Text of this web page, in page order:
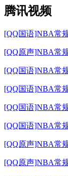
腾讯视频
[QQ国语]NBA常
[QQ原声]NBA常
[QQ国语]NBA常
[QQ国语]NBA常
[QQ国语]NBA常
[QQ国语]NBA常
[QQ原声]NBA常
[QQ原声]NBA常